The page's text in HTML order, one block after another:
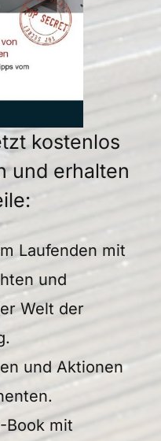
kostenlos
und erhalten
Laufenden mit
und
Welt der
und Aktionen
Book mit